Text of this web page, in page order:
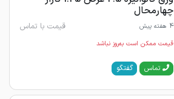
چهارمحال
4 هفته پیش قیمت با تماس
قیمت ممکن است به‌روز نباشد
تماس گفتگو